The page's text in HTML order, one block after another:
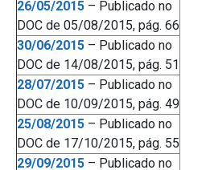
26/05/2015 – Publicado no
DOC de 05/08/2015, pág. 66
30/06/2015 – Publicado no
DOC de 14/08/2015, pág. 51
28/07/2015 – Publicado no
DOC de 10/09/2015, pág. 49
25/08/2015 – Publicado no
DOC de 17/10/2015, pág. 55
29/09/2015 – Publicado no